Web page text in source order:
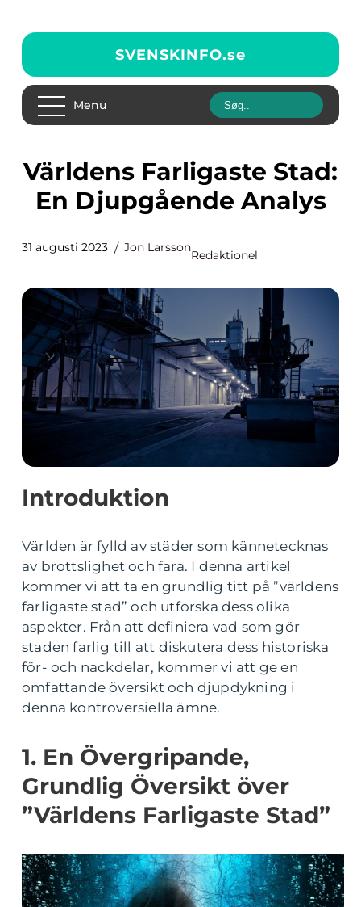
SVENSKINFO.se
Menu
Världens Farligaste Stad:
En Djupgående Analys
31 augusti 2023 Jon Larsson
Redaktionel
Introduktion
Världen är fylld av städer som kännetecknas
av brottslighet och fara. I denna artikel
kommer vi att ta en grundlig titt på ”världens
farligaste stad” och utforska dess olika
aspekter. Från att definiera vad som gör
staden farlig till att diskutera dess historiska
för- och nackdelar, kommer vi att ge en
omfattande översikt och djupdykning i
denna kontroversiella ämne.
1. En Övergripande,
Grundlig Översikt över
”Världens Farligaste Stad”